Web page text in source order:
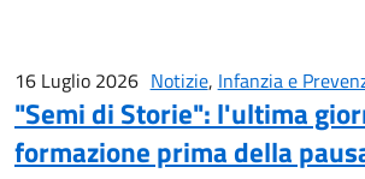
16 Luglio 2026 Notizie, Infanzia e
"Semi di Storie": l'ultima
formazione prima della